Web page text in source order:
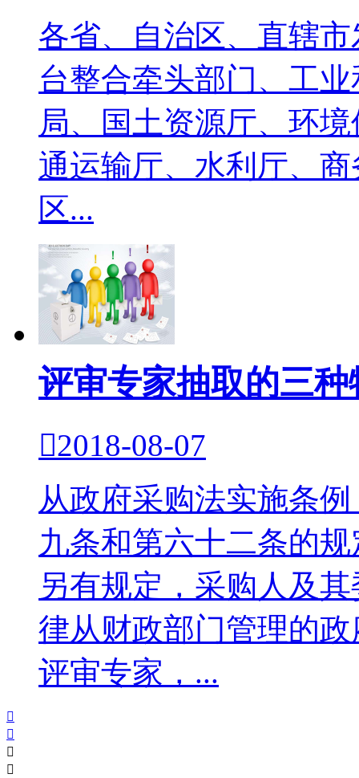
各省、自治区、直辖
台整合牵头部门、工
局、国土资源厅、环
通运输厅、水利厅、
区...
评审专家抽取的三种
2018-08-07
从政府采购法实施条
九条和第六十二条的
另有规定，采购人及
律从财政部门管理的
评审专家，...



